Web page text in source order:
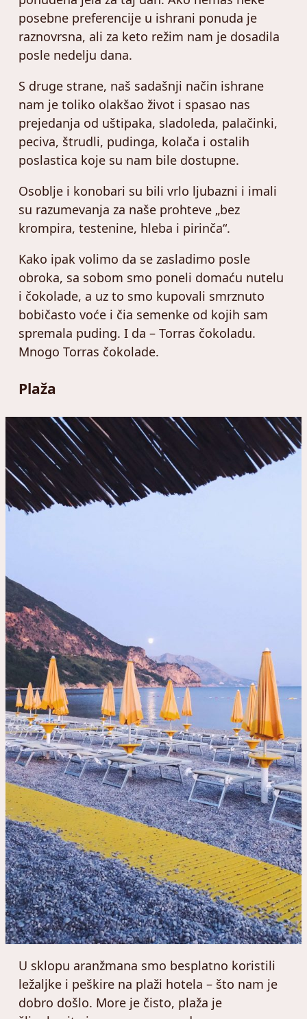
posebne preferencije u ishrani ponuda je
raznovrsna, ali za keto režim nam je dosadila
posle nedelju dana.
S druge strane, naš sadašnji način ishrane
nam je toliko olakšao život i spasao nas
prejedanja od uštipaka, sladoleda, palačinki,
peciva, štrudli, pudinga, kolača i ostalih
poslastica koje su nam bile dostupne.
Osoblje i konobari su bili vrlo ljubazni i imali
su razumevanja za naše prohteve „bez
krompira, testenine, hleba i pirinča“.
Kako ipak volimo da se zasladimo posle
obroka, sa sobom smo poneli domaću nutelu
i čokolade, a uz to smo kupovali smrznuto
bobičasto voće i čia semenke od kojih sam
spremala puding. I da – Torras čokoladu.
Mnogo Torras čokolade.
Plaža
U sklopu aranžmana smo besplatno koristili
ležaljke i peškire na plaži hotela – što nam je
dobro došlo. More je čisto, plaža je